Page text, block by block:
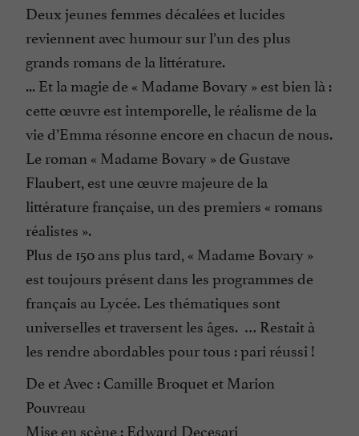
Deux jeunes femmes décalées et lucides
reviennent avec humour sur l’un des plus
grands romans de la littérature.
... Et la magie de « Madame Bovary » est bien là :
cette œuvre est intemporelle, le réalisme de la
vie d’Emma résonne encore en chacun de nous.
Le roman « Madame Bovary » de Gustave
Flaubert, est une œuvre majeure de la
littérature française, un des premiers « romans
réalistes ».
Plus de 150 ans plus tard, « Madame Bovary »
est toujours présent dans les programmes de
français au Lycée. Les thématiques sont
universelles et traversent les âges. … Restait à
les rendre abordables pour tous : pari réussi !
De et Avec : Camille Broquet et Marion
Pouvreau
Mise en scène : Edward Decesari